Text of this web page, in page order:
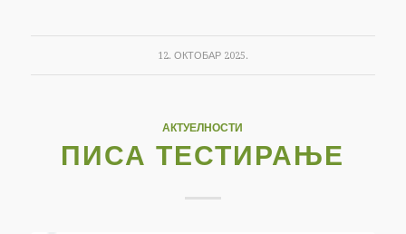
12. ОКТОБАР 2025.
АКТУЕЛНОСТИ
ПИСА ТЕСТИРАЊЕ